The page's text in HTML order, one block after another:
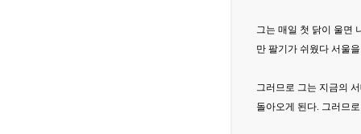
그는 매일 첫 닭이 울면
만 팔기가 쉬웠다 서울
그러므로 그는 지금의
돌아오게 된다. 그러므